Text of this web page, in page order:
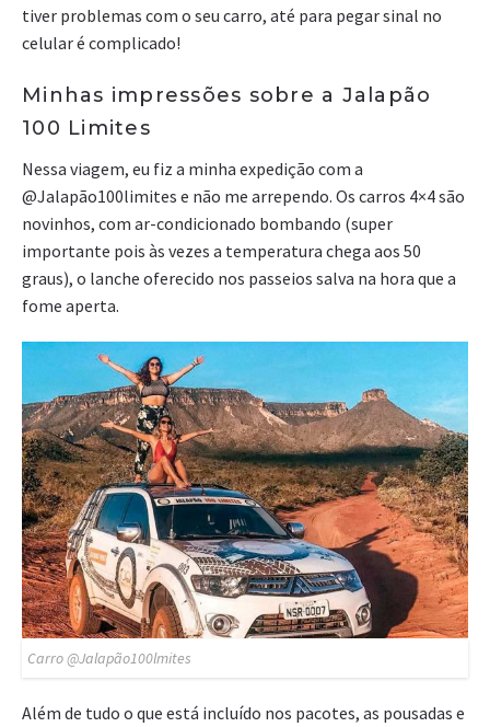
tiver problemas com o seu carro, até para pegar sinal no
celular é complicado!
Minhas impressões sobre a Jalapão
100 Limites
Nessa viagem, eu fiz a minha expedição com a
@Jalapão100limites e não me arrependo. Os carros 4×4 são
novinhos, com ar-condicionado bombando (super
importante pois às vezes a temperatura chega aos 50
graus), o lanche oferecido nos passeios salva na hora que a
fome aperta.
Carro @Jalapão100lmites
Além de tudo o que está incluído nos pacotes, as pousadas e